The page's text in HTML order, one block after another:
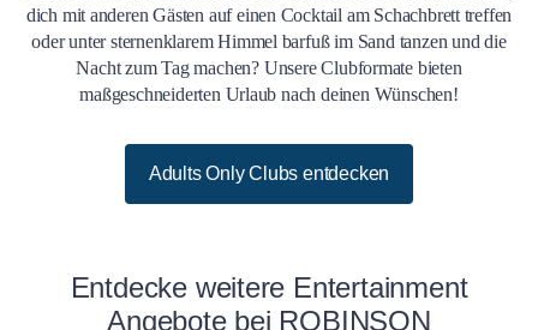
dich mit anderen Gästen auf einen Cocktail am Schachbrett treffen
oder unter sternenklarem Himmel barfuß im Sand tanzen und die
Nacht zum Tag machen? Unsere Clubformate bieten
maßgeschneiderten Urlaub nach deinen Wünschen!
Adults Only Clubs entdecken
Entdecke weitere Entertainment
Angebote bei ROBINSON